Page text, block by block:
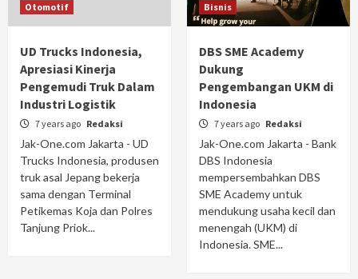
Otomotif
UD Trucks Indonesia,
Apresiasi Kinerja
Pengemudi Truk Dalam
Industri Logistik
7 years ago Redaksi
Jak-One.com Jakarta - UD
Trucks Indonesia, produsen
truk asal Jepang bekerja
sama dengan Terminal
Petikemas Koja dan Polres
Tanjung Priok...
Bisnis
DBS SME Academy
Dukung
Pengembangan UKM di
Indonesia
7 years ago Redaksi
Jak-One.com Jakarta - Bank
DBS Indonesia
mempersembahkan DBS
SME Academy untuk
mendukung usaha kecil dan
menengah (UKM) di
Indonesia. SME...